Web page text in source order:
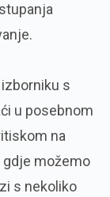
s
u posebnom
na
gdje možemo
s nekoliko